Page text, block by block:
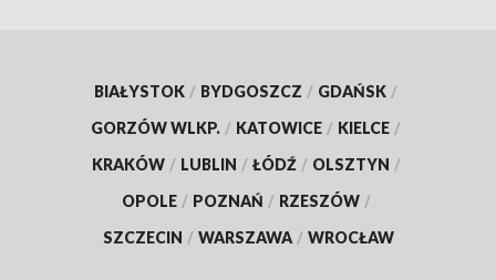
BIAŁYSTOK / BYDGOSZCZ / GDAŃSK /
GORZÓW WLKP. / KATOWICE / KIELCE /
KRAKÓW / LUBLIN / ŁÓDŹ / OLSZTYN /
OPOLE / POZNAŃ / RZESZÓW /
SZCZECIN / WARSZAWA / WROCŁAW